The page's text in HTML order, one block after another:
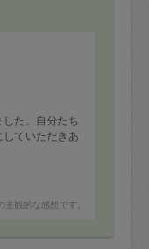
た。自分たち
ていただきあ
観的な感想です。